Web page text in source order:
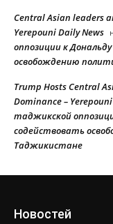
Central Asian leaders
Yerepouni Daily News
оппозиции к
освобождению
Trump Hosts Central
Dominance –
таджикской
содействовать
Таджикистане
Новостей